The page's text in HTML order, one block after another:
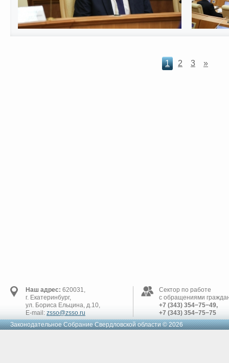
1 2 3 »
Наш адрес: 620031,
г. Екатеринбург,
ул. Бориса Ельцина, д.10,
E-mail: zsso@zsso.ru
Сектор по работе
с обращениями
+7 (343) 354−75−49,
+7 (343) 354−75−75
Законодательное Cобрание Свердловской области © 2026